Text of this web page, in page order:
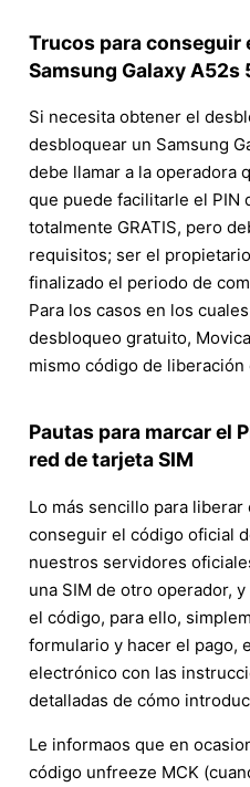
Trucos para conseguir
Samsung Galaxy A52s
Si necesita obtener el
desbloquear un Samsung
debe llamar a la operadora
que puede facilitarle el PIN
totalmente GRATIS, pero
requisitos; ser el
finalizado el periodo de
Para los casos en los
desbloqueo gratuito,
mismo código de
Pautas para marcar el
red de tarjeta SIM
Lo más sencillo para liberar
conseguir el código oficial
nuestros servidores
una SIM de otro operador,
el código, para ello,
formulario y hacer el pago,
electrónico con las
detalladas de cómo
Le informaos que en
código unfreeze MCK